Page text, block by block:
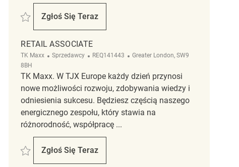
Zapisać Merchandising REQ143521
Zgłoś Się Teraz
Merchandising
RETAIL ASSOCIATE
TK Maxx Kategoria
Sprzedawcy ReqId
REQ141443 Lokalizacja
Greater London, SW9
8BH
TK Maxx. W TJX Europe każdy dzień przynosi
nowe możliwości rozwoju, zdobywania wiedzy i
odniesienia sukcesu. Będziesz częścią naszego
energicznego zespołu, który stawia na
różnorodność, współpracę ...
Zapisać Retail Associate REQ141443
Zgłoś Się Teraz
Retail Associate